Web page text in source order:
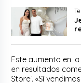
Este aumento en
en resultados
Store’. «Sí